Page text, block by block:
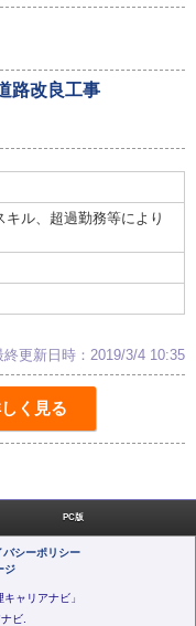
路改良工事
ル、超過勤務等により
終更新日時：2019/3/4 10:35
く見る
PC版
バシーポリシー
ジ
ャリアナビ」
ビ.